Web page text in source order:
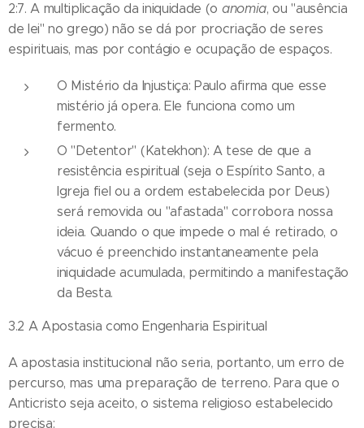
2:7. A multiplicação da iniquidade (o anomia, ou "ausência
de lei" no grego) não se dá por procriação de seres
espirituais, mas por contágio e ocupação de espaços.
O Mistério da Injustiça: Paulo afirma que esse
mistério já opera. Ele funciona como um
fermento.
O "Detentor" (Katekhon): A tese de que a
resistência espiritual (seja o Espírito Santo, a
Igreja fiel ou a ordem estabelecida por Deus)
será removida ou "afastada" corrobora nossa
ideia. Quando o que impede o mal é retirado, o
vácuo é preenchido instantaneamente pela
iniquidade acumulada, permitindo a manifestação
da Besta.
3.2 A Apostasia como Engenharia Espiritual
A apostasia institucional não seria, portanto, um erro de
percurso, mas uma preparação de terreno. Para que o
Anticristo seja aceito, o sistema religioso estabelecido
precisa: